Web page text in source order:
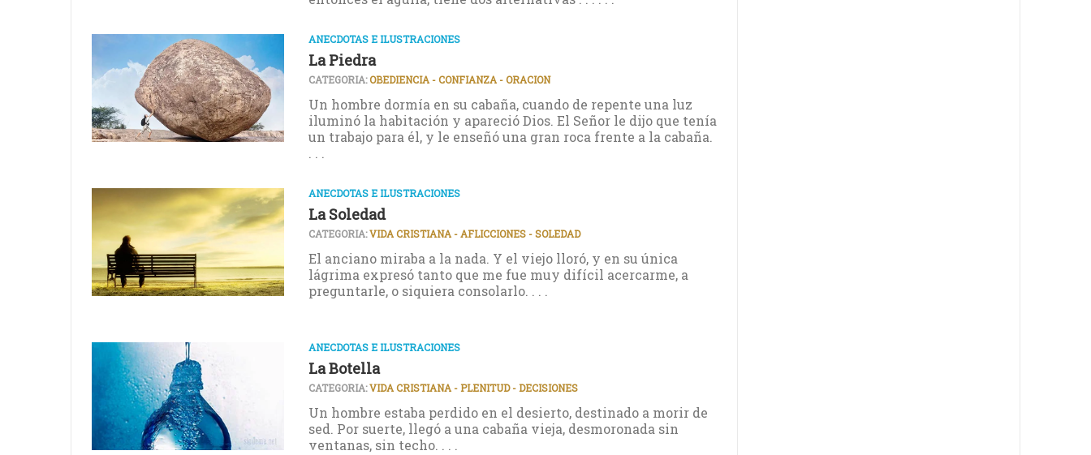
ANECDOTAS E ILUSTRACIONES
La Piedra
CATEGORIA:OBEDIENCIA - CONFIANZA - ORACION
Un hombre dormía en su cabaña, cuando de repente una luz
iluminó la habitación y apareció Dios. El Señor le dijo que tenía
un trabajo para él, y le enseñó una gran roca frente a la cabaña.
. . .
ANECDOTAS E ILUSTRACIONES
La Soledad
CATEGORIA:VIDA CRISTIANA - AFLICCIONES - SOLEDAD
El anciano miraba a la nada. Y el viejo lloró, y en su única
lágrima expresó tanto que me fue muy difícil acercarme, a
preguntarle, o siquiera consolarlo. . . .
ANECDOTAS E ILUSTRACIONES
La Botella
CATEGORIA:VIDA CRISTIANA - PLENITUD - DECISIONES
Un hombre estaba perdido en el desierto, destinado a morir de
sed. Por suerte, llegó a una cabaña vieja, desmoronada sin
ventanas, sin techo. . . .